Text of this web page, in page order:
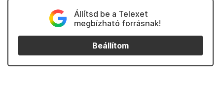
Állítsd be a Telexet
megbízható forrásnak!
Beállítom